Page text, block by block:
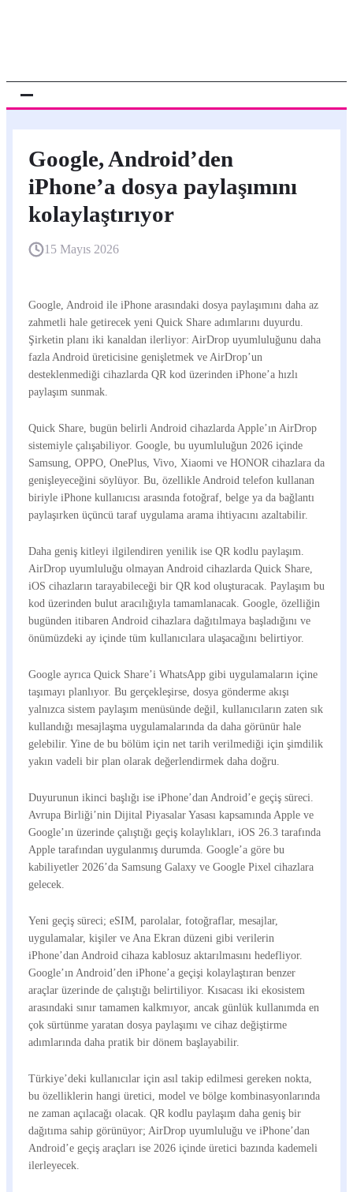
Google, Android’den
iPhone’a dosya paylaşımını
kolaylaştırıyor
15 Mayıs 2026
Google, Android ile iPhone arasındaki dosya paylaşımını daha az
zahmetli hale getirecek yeni Quick Share adımlarını duyurdu.
Şirketin planı iki kanaldan ilerliyor: AirDrop uyumluluğunu daha
fazla Android üreticisine genişletmek ve AirDrop’un
desteklenmediği cihazlarda QR kod üzerinden iPhone’a hızlı
paylaşım sunmak.
Quick Share, bugün belirli Android cihazlarda Apple’ın AirDrop
sistemiyle çalışabiliyor. Google, bu uyumluluğun 2026 içinde
Samsung, OPPO, OnePlus, Vivo, Xiaomi ve HONOR cihazlara da
genişleyeceğini söylüyor. Bu, özellikle Android telefon kullanan
biriyle iPhone kullanıcısı arasında fotoğraf, belge ya da bağlantı
paylaşırken üçüncü taraf uygulama arama ihtiyacını azaltabilir.
Daha geniş kitleyi ilgilendiren yenilik ise QR kodlu paylaşım.
AirDrop uyumluluğu olmayan Android cihazlarda Quick Share,
iOS cihazların tarayabileceği bir QR kod oluşturacak. Paylaşım bu
kod üzerinden bulut aracılığıyla tamamlanacak. Google, özelliğin
bugünden itibaren Android cihazlara dağıtılmaya başladığını ve
önümüzdeki ay içinde tüm kullanıcılara ulaşacağını belirtiyor.
Google ayrıca Quick Share’i WhatsApp gibi uygulamaların içine
taşımayı planlıyor. Bu gerçekleşirse, dosya gönderme akışı
yalnızca sistem paylaşım menüsünde değil, kullanıcıların zaten sık
kullandığı mesajlaşma uygulamalarında da daha görünür hale
gelebilir. Yine de bu bölüm için net tarih verilmediği için şimdilik
yakın vadeli bir plan olarak değerlendirmek daha doğru.
Duyurunun ikinci başlığı ise iPhone’dan Android’e geçiş süreci.
Avrupa Birliği’nin Dijital Piyasalar Yasası kapsamında Apple ve
Google’ın üzerinde çalıştığı geçiş kolaylıkları, iOS 26.3 tarafında
Apple tarafından uygulanmış durumda. Google’a göre bu
kabiliyetler 2026’da Samsung Galaxy ve Google Pixel cihazlara
gelecek.
Yeni geçiş süreci; eSIM, parolalar, fotoğraflar, mesajlar,
uygulamalar, kişiler ve Ana Ekran düzeni gibi verilerin
iPhone’dan Android cihaza kablosuz aktarılmasını hedefliyor.
Google’ın Android’den iPhone’a geçişi kolaylaştıran benzer
araçlar üzerinde de çalıştığı belirtiliyor. Kısacası iki ekosistem
arasındaki sınır tamamen kalkmıyor, ancak günlük kullanımda en
çok sürtünme yaratan dosya paylaşımı ve cihaz değiştirme
adımlarında daha pratik bir dönem başlayabilir.
Türkiye’deki kullanıcılar için asıl takip edilmesi gereken nokta,
bu özelliklerin hangi üretici, model ve bölge kombinasyonlarında
ne zaman açılacağı olacak. QR kodlu paylaşım daha geniş bir
dağıtıma sahip görünüyor; AirDrop uyumluluğu ve iPhone’dan
Android’e geçiş araçları ise 2026 içinde üretici bazında kademeli
ilerleyecek.